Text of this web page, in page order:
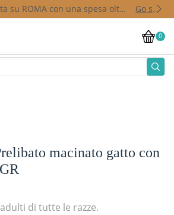
Spedizione gratuita su ROMA con una spesa oltre i 50,00 € Go shop
0
macinato gatto con
di tutte le razze.